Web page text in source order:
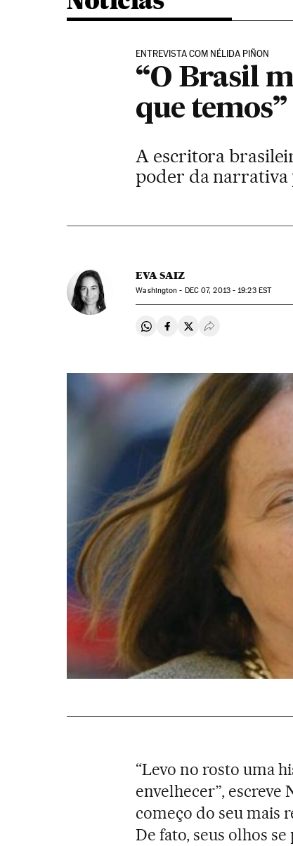
ENTREVISTA COM NÉLIDA PIÑON
“O Brasil
que temos”
A escritora
poder da
EVA SAIZ
Washington - DEC07, 2013 - 19:23EST
Compartir en Whatsapp
Compartir en Facebook
Compartir en Twitter
Desplegar Redes
“Levo no rosto uma
envelhecer”, escreve
começo do seu mais
De fato, seus olhos